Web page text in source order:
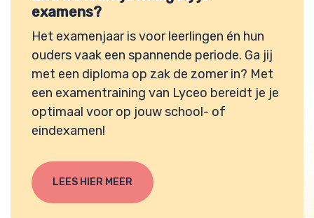
examens?
Het examenjaar is voor leerlingen én hun
ouders vaak een spannende periode. Ga jij
met een diploma op zak de zomer in? Met
een examentraining van Lyceo bereidt je je
optimaal voor op jouw school- of
eindexamen!
LEES HIER MEER